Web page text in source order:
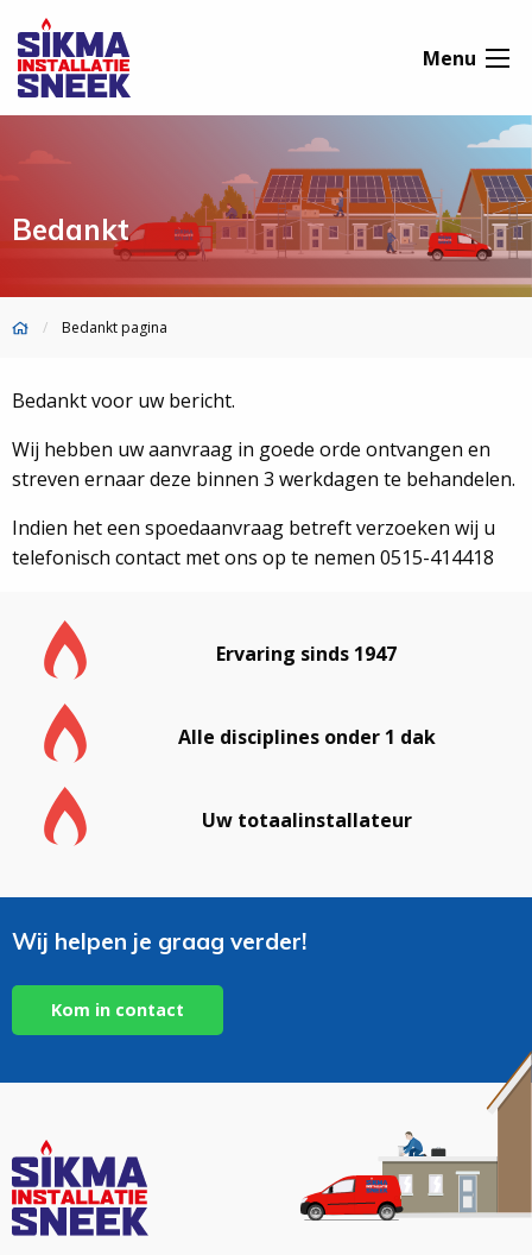
Menu
Bedankt
Bedankt pagina
Bedankt voor uw bericht.
Wij hebben uw aanvraag in goede orde ontvangen en
streven ernaar deze binnen 3 werkdagen te behandelen.
Indien het een spoedaanvraag betreft verzoeken wij u
telefonisch contact met ons op te nemen 0515-414418
Ervaring sinds 1947
Alle disciplines onder 1 dak
Uw totaalinstallateur
Wij helpen je graag verder!
Kom in contact